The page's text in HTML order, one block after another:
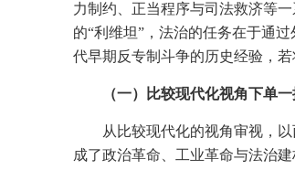
力制约、正当程序与司法救济等
的“利维坦”，法治的任务在于通
代早期反专制斗争的历史经验，
（一）比较现代化视角下单
从比较现代化的视角审视，
成了政治革命、工业革命与法治